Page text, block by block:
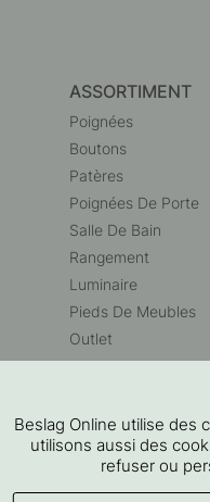
ASSORTIMENT
Poignées
Boutons
Patères
Poignées De Porte
Salle De Bain
Rangement
Luminaire
Pieds De Meubles
Outlet
Beslag Online utilise des
utilisons aussi des
refuser ou